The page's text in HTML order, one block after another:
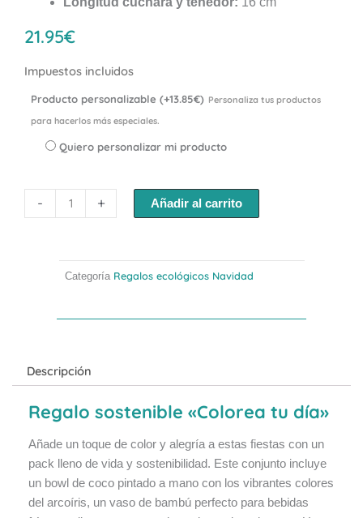
21.95€
Impuestos incluidos
Producto personalizable (+13.85€) Personaliza tus productos
para hacerlos más especiales.
Quiero personalizar mi producto
-
Regalo
ecológico
"Colorea
cantidad
+ Añadir al carrito
Categoría Regalos ecológicos Navidad
Descripción
Regalo sostenible «Colorea tu día»
Añade un toque de color y alegría a estas fiestas con un
pack lleno de vida y sostenibilidad. Este conjunto incluye
un bowl de coco pintado a mano con los vibrantes colores
del arcoíris, un vaso de bambú perfecto para bebidas